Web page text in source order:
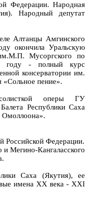
Федерации. Народная
Народный депутат
Алтанцы Амгинского
окончила Уральскую
Мусоргского по
году - полный курс
консерватории им.
пение».
оперы ГУ
Республики Саха
Российской Федерации.
Мегино-Кангаласского
Саха (Якутия), ее
имена XX века - XXI